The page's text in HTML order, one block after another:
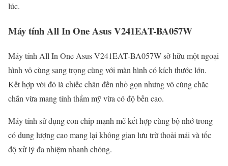
lúc.
Máy tính All In One Asus V241EAT-BA057W
Máy tính All In One Asus V241EAT-BA057W sở hữu một ngoại
hình vô cùng sang trọng cùng với màn hình có kích thước lớn.
Kết hợp với đó là chiếc chân đến nhỏ gọn nhưng vô cùng chắc
chắn vừa mang tính thẩm mỹ vừa có độ bền cao.
Máy tính sử dụng con chip mạnh mẽ kết hợp cùng bộ nhớ trong
có dung lượng cao mang lại không gian lưu trữ thoải mái và tốc
độ xử lý đa nhiệm nhanh chóng.